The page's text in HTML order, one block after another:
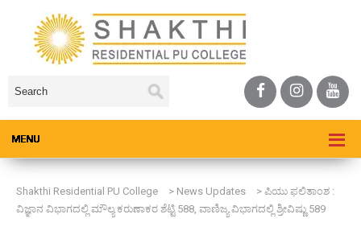
Shakthi Residential PU College > News Updates > ಪಿಯು ಫಲಿತಾಂಶ :
ವಿಜ್ಞಾನ ವಿಭಾಗದಲ್ಲಿ ಮೌಲ್ಯ ಕರುಣಾಕರ ಶೆಟ್ಟಿ 588, ವಾಣಿಜ್ಯ ವಿಭಾಗದಲ್ಲಿ ಶ್ರೀವಿಷ್ಣು 589